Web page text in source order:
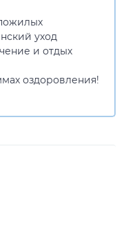
уход
и отдых
оздоровления!